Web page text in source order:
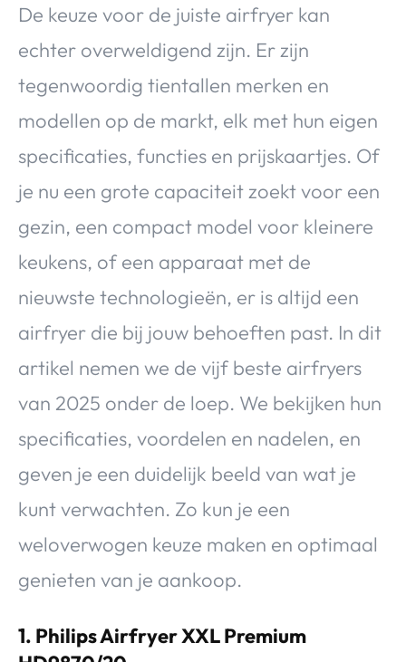
De keuze voor de juiste airfryer kan
echter overweldigend zijn. Er zijn
tegenwoordig tientallen merken en
modellen op de markt, elk met hun eigen
specificaties, functies en prijskaartjes. Of
je nu een grote capaciteit zoekt voor een
gezin, een compact model voor kleinere
keukens, of een apparaat met de
nieuwste technologieën, er is altijd een
airfryer die bij jouw behoeften past. In dit
artikel nemen we de vijf beste airfryers
van 2025 onder de loep. We bekijken hun
specificaties, voordelen en nadelen, en
geven je een duidelijk beeld van wat je
kunt verwachten. Zo kun je een
weloverwogen keuze maken en optimaal
genieten van je aankoop.
1. Philips Airfryer XXL Premium